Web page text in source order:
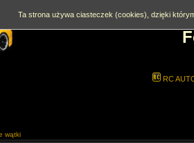
RC
wątki
Ta strona używa ciasteczek (cookies), dzięki